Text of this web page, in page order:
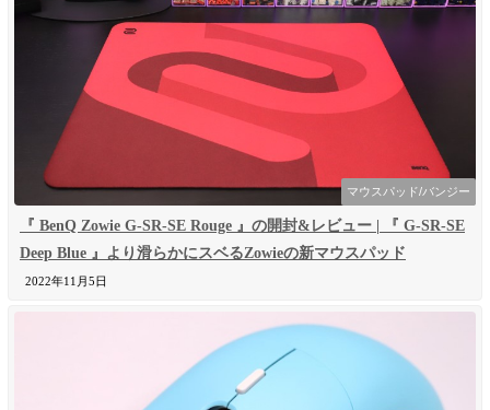
マウスパッド/バンジー
『 BenQ Zowie G-SR-SE Rouge 』の開封&レビュー | 『 G-SR-SE
Deep Blue 』より滑らかにスベるZowieの新マウスパッド
2022年11月5日